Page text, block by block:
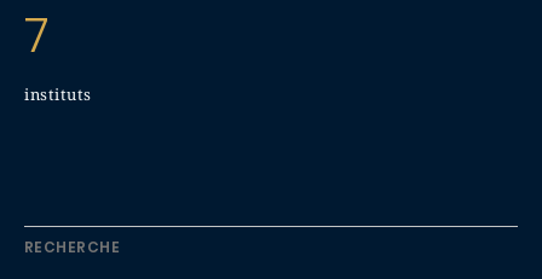
7
instituts
RECHERCHE